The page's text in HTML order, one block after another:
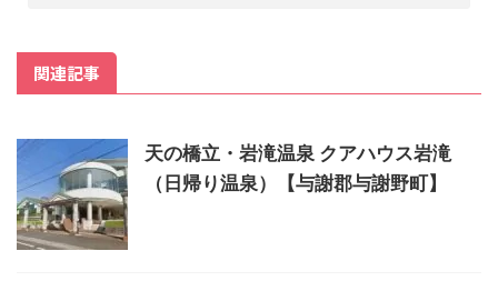
関連記事
天の橋立・岩滝温泉 クアハウス岩滝
（日帰り温泉）【与謝郡与謝野町】